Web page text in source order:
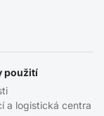
použití
a logistická centra